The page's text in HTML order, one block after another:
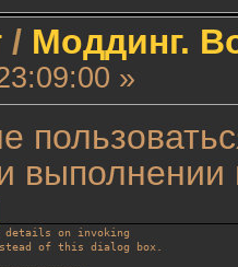
/ Моддинг.
»
details on invoking
of this dialog box.